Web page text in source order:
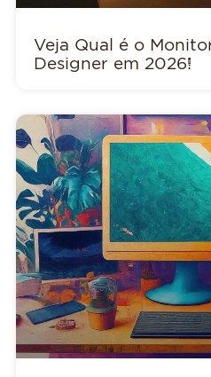
Veja Qual é o
Designer em 2026!